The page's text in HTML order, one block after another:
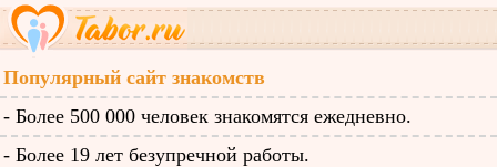
Популярный сайт знакомств
- Более 500 000 человек знакомятся ежедневно.
- Более 19 лет безупречной работы.